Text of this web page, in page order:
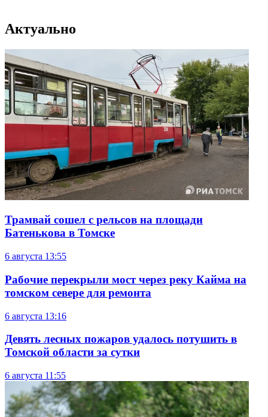
Актуально
Трамвай сошел с рельсов на площади
Батенькова в Томске
6 августа 13:55
Рабочие перекрыли мост через реку Кайма на
томском севере для ремонта
6 августа 13:16
Девять лесных пожаров удалось потушить в
Томской области за сутки
6 августа 11:55